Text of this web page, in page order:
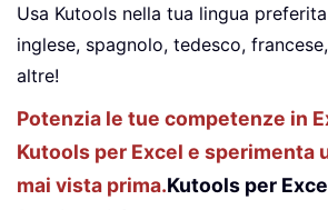
Usa Kutools nella tua lingua
inglese, spagnolo, tedesco,
altre!
Potenzia le tue competenze in
Kutools per Excel e sperimenta
mai vista prima.Kutools per